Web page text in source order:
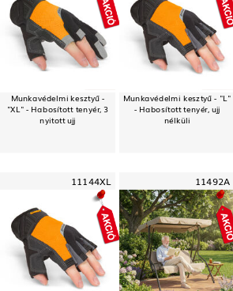
Munkavédelmi kesztyű -
"XL" - Habosított tenyér, 3
nyitott ujj
Munkavédelmi kesztyű - "L"
- Habosított tenyér, ujj
nélküli
11144XL 11492A